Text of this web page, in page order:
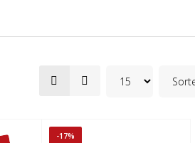
-17%